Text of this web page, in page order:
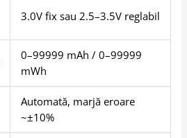
3.0V fix sau 2.5–3.5V reglabil
0–99999 mAh / 0–99999
mWh
Automată, marjă eroare
~±10%